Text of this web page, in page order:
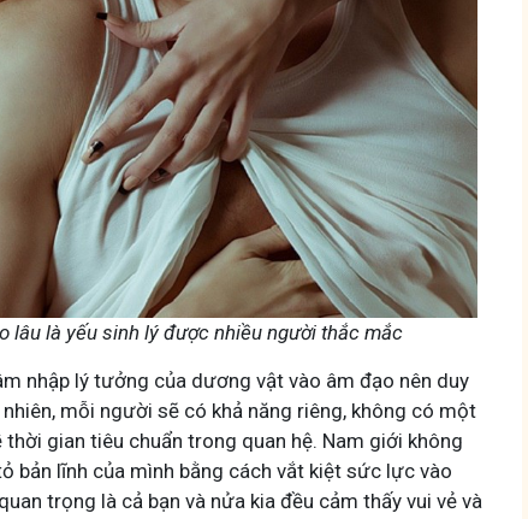
lâu là yếu sinh lý được nhiều người thắc mắc
nhập lý tưởng của dương vật vào âm đạo nên duy
mỗi người sẽ có khả năng riêng, không có một
thời gian tiêu chuẩn trong quan hệ. Nam giới không
bản lĩnh của mình bằng cách vắt kiệt sức lực vào
trọng là cả bạn và nửa kia đều cảm thấy vui vẻ và
nam
con về chuyện thuốc Nam, về
và cách chăm sóc bản
gia nhóm
Hội Đau Xương Khớp - Tuấn Tôi
85,3Kthành viên
Cộng đồng cho bà con gặp vấn đề xương
Tuấn tôi học cách chăm sóc và điều trị để
động linh hoạt.
Tham gia nhóm